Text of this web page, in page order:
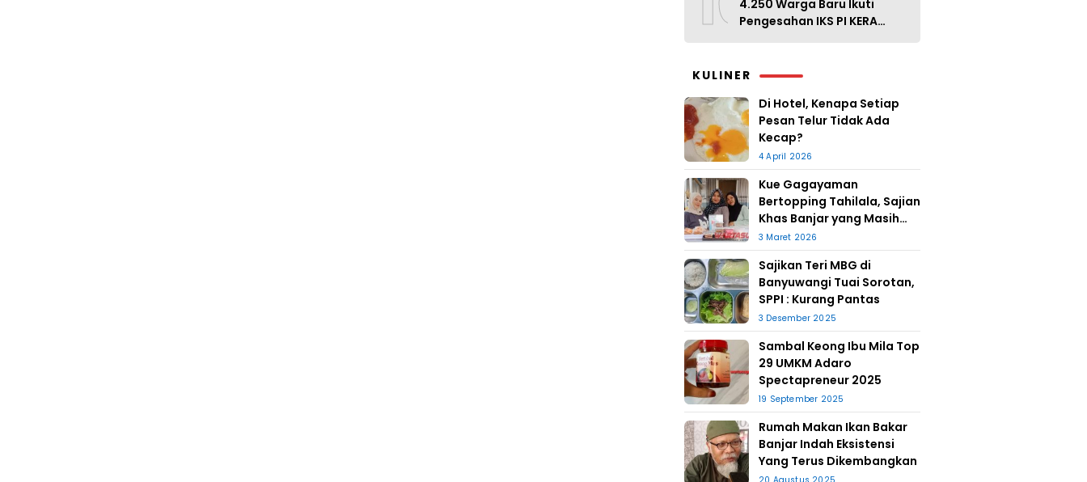
4.250 Warga Baru Ikuti
Pengesahan IKS PI KERA
KULINER
Di Hotel, Kenapa Setiap
Pesan Telur Tidak Ada
Kecap?
4 April 2026
Kue Gagayaman
Bertopping Tahilala, Sajian
Khas Banjar yang Masih
Bertahan
3 Maret 2026
Sajikan Teri MBG di
Banyuwangi Tuai Sorotan,
SPPI : Kurang Pantas
3 Desember 2025
Sambal Keong Ibu Mila Top
29 UMKM Adaro
Spectapreneur 2025
19 September 2025
Rumah Makan Ikan Bakar
Banjar Indah Eksistensi
Yang Terus Dikembangkan